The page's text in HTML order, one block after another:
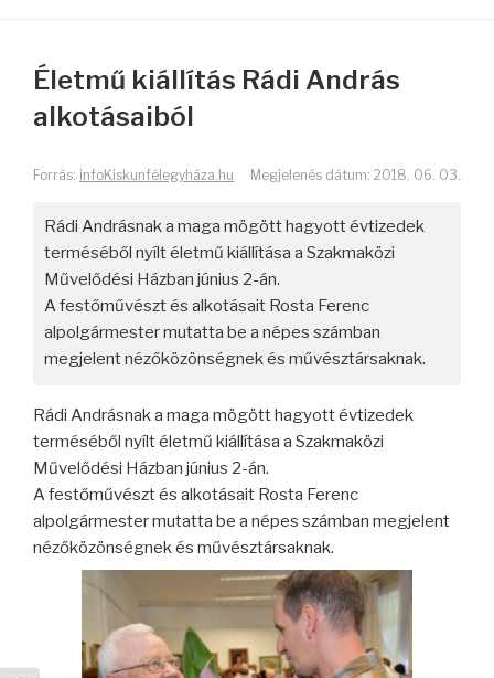
Életmű kiállítás Rádi András
alkotásaiból
Forrás: infoKiskunfélegyháza.hu Megjelenés dátum: 2018. 06. 03.
Rádi Andrásnak a maga mögött hagyott évtizedek
terméséből nyílt életmű kiállítása a Szakmaközi
Művelődési Házban június 2-án.
A festőművészt és alkotásait Rosta Ferenc
alpolgármester mutatta be a népes számban
megjelent nézőközönségnek és művésztársaknak.
Rádi Andrásnak a maga mögött hagyott évtizedek
terméséből nyílt életmű kiállítása a Szakmaközi
Művelődési Házban június 2-án.
A festőművészt és alkotásait Rosta Ferenc
alpolgármester mutatta be a népes számban megjelent
nézőközönségnek és művésztársaknak.